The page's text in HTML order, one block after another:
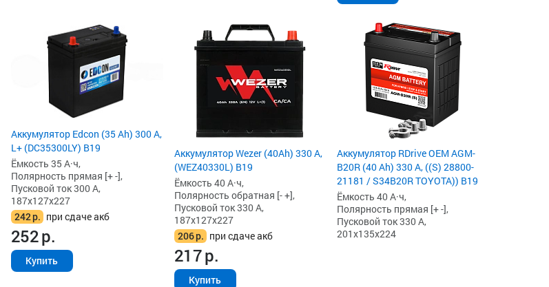
Аккумулятор Edcon (35 Ah) 300 А,
L+ (DC35300LY) B19
Ёмкость 35 А·ч,
Полярность прямая [+ -],
Пусковой ток 300 А,
187x127x227
242р. при сдаче акб
252р.
Купить
Аккумулятор Wezer (40Ah) 330 А,
(WEZ40330L) B19
Ёмкость 40 А·ч,
Полярность обратная [- +],
Пусковой ток 330 А,
187x127x227
206р. при сдаче акб
217р.
Купить
Аккумулятор RDrive OEM AGM-
B20R (40 Ah) 330 А, ((S) 28800-
21181 / S34B20R TOYOTA)) B19
Ёмкость 40 А·ч,
Полярность прямая [+ -],
Пусковой ток 330 А,
201x135x224